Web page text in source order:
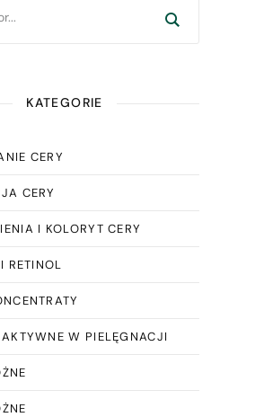
KATEGORIE
CERY
CERY
I KOLORYT CERY
RETINOL
W PIELĘGNACJI